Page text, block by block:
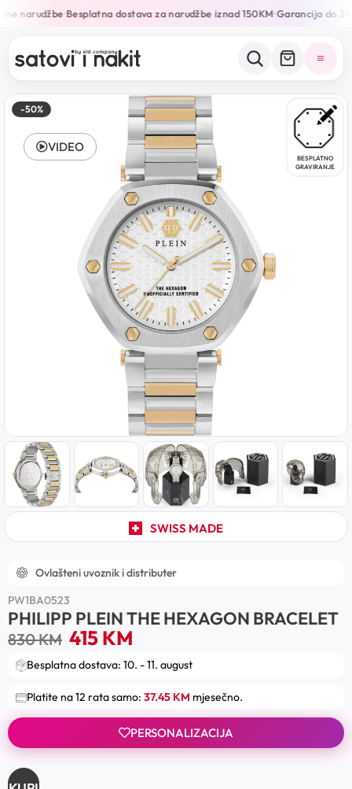
narudžbe•Besplatna dostava za narudžbe iznad 150KM•Garancija do 24
-50%
BESPLATNO
GRAVIRANJE
SWISS MADE
VIDEO
Ovlašteni uvoznik i distributer
PW1BA0523
PHILIPP PLEIN THE HEXAGON BRACELET
830KM 415KM
Besplatna dostava: 10. - 11. august
Platite na 12 rata samo: 37.45 KM mjesečno.
PERSONALIZACIJA